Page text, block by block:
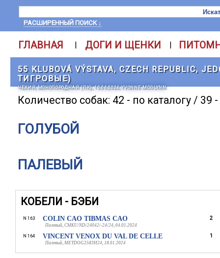
РАСШИРЕННЫЙ ПОИСК ↓
ГЛАВНАЯ | ДОГИ И ЩЕНКИ |
55 KLUBOVÁ VÝSTAVA, CZECH REPUBLIC,
ТИГРОВЫЕ)
ЧЕХИЯ, МОНОПОРОДНАЯ (ПК), 15.06.2024, YVONNE MCGLYNN
Количество собак: 42 - по каталогу / 39
ГОЛУБОЙ
ПАЛЕВЫЙ
КОБЕЛИ - БЭБИ
N 163 COLIN CAO TIBMAS CAO
Палевый, CMKU/ND/24042/-24/24, 04.01.2024
2
N 164 VINCENT VENOX DU VAL DE CELLE
Палевый, METDOG2583H24, 18.01.2024
1